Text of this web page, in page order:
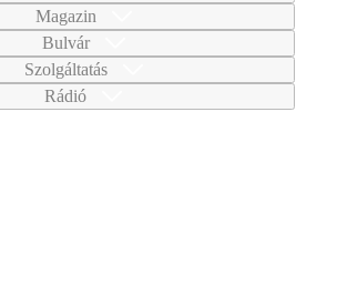
Magazin
Bulvár
Szolgáltatás
Rádió